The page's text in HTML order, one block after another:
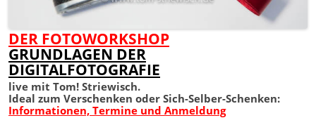
DER FOTOWORKSHOP
GRUNDLAGEN DER
DIGITALFOTOGRAFIE
live mit Tom! Striewisch.
Ideal zum Verschenken oder Sich-Selber-Schenken:
Informationen, Termine und Anmeldung